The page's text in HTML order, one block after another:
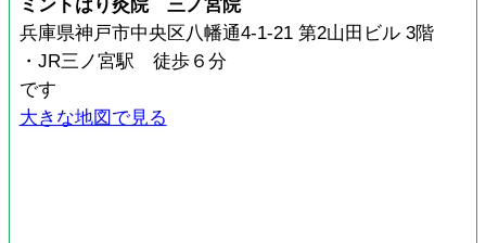
ミントはり灸院 三ノ宮院
兵庫県神戸市中央区八幡通4-1-21 第2山田ビル 3階
・JR三ノ宮駅 徒歩６分
です
大きな地図で見る